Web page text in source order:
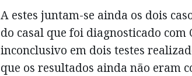
A estes juntam-se ainda os dois
do casal que foi diagnosticado
inconclusivo em dois testes
que os resultados ainda não eram